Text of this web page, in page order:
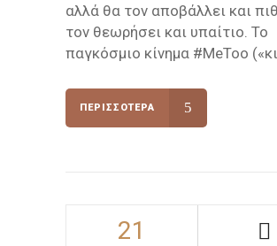
αλλά θα τον αποβάλλει και
τον θεωρήσει και υπαίτιο. Το
παγκόσμιο κίνημα #MeToo
ΠΕΡΙΣΣΌΤΕΡΑ
21